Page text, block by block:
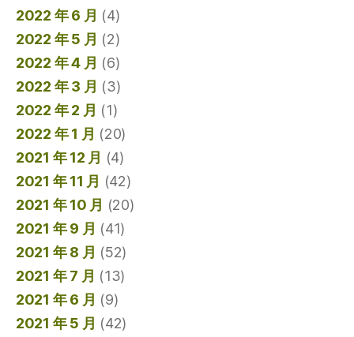
2022 年 6 月 (4)
2022 年 5 月 (2)
2022 年 4 月 (6)
2022 年 3 月 (3)
2022 年 2 月 (1)
2022 年 1 月 (20)
2021 年 12 月 (4)
2021 年 11 月 (42)
2021 年 10 月 (20)
2021 年 9 月 (41)
2021 年 8 月 (52)
2021 年 7 月 (13)
2021 年 6 月 (9)
2021 年 5 月 (42)